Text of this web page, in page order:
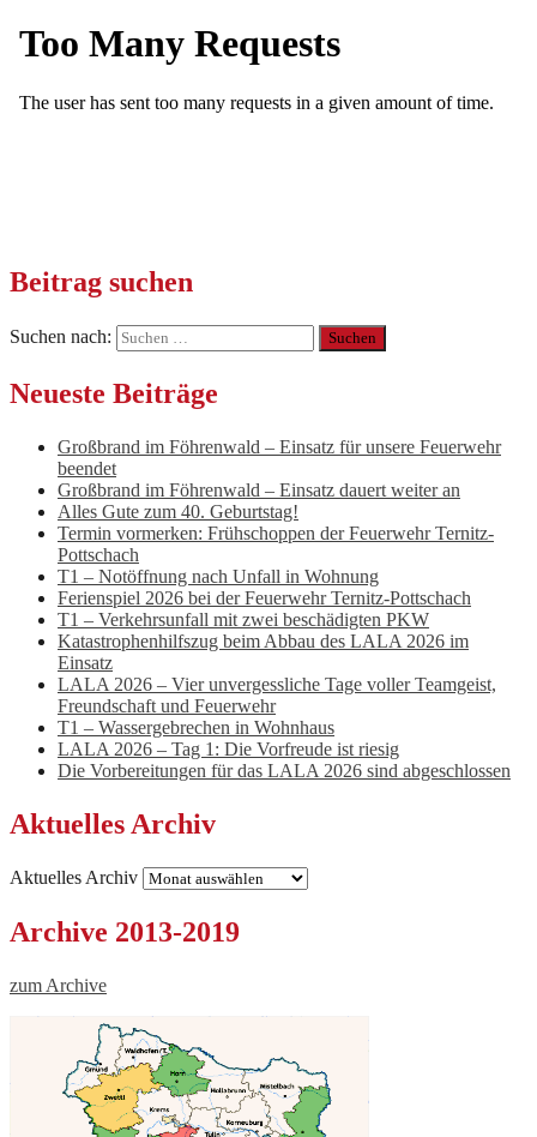
Beitrag suchen
Suchen nach:
Neueste Beiträge
Großbrand im Föhrenwald – Einsatz für unsere Feuerwehr
beendet
Großbrand im Föhrenwald – Einsatz dauert weiter an
Alles Gute zum 40. Geburtstag!
Termin vormerken: Frühschoppen der Feuerwehr Ternitz-
Pottschach
T1 – Notöffnung nach Unfall in Wohnung
Ferienspiel 2026 bei der Feuerwehr Ternitz-Pottschach
T1 – Verkehrsunfall mit zwei beschädigten PKW
Katastrophenhilfszug beim Abbau des LALA 2026 im
Einsatz
LALA 2026 – Vier unvergessliche Tage voller Teamgeist,
Freundschaft und Feuerwehr
T1 – Wassergebrechen in Wohnhaus
LALA 2026 – Tag 1: Die Vorfreude ist riesig
Die Vorbereitungen für das LALA 2026 sind abgeschlossen
Aktuelles Archiv
Aktuelles Archiv
Archive 2013-2019
zum Archive